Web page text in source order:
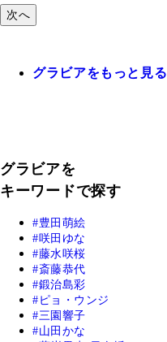
次へ
グラビアをもっと見る
グラビアを
キーワードで探す
豊田萌絵
咲田ゆな
藤水咲桜
斎藤恭代
鍛治島彩
ピョ・ウンジ
三園響子
山田かな